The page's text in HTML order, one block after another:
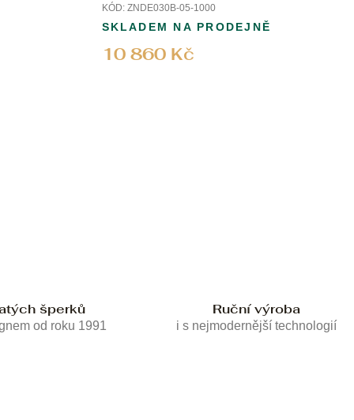
KÓD: ZNDE030B-05-1000
10 860 Kč
SKLADEM NA PRODEJNĚ
šperků
od roku 1991
Ruční výroba
i s nejmodernější technologií